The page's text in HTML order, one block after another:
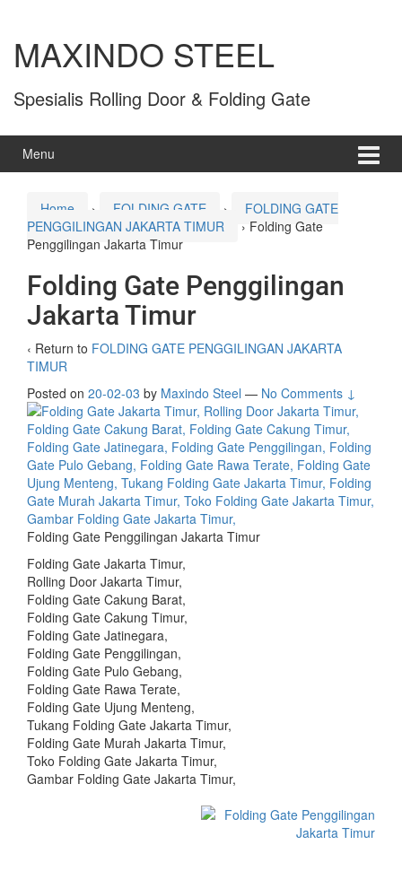
MAXINDO STEEL
Spesialis Rolling Door & Folding Gate
Menu
Home › FOLDING GATE ›
FOLDING GATE
PENGGILINGAN JAKARTA TIMUR
› Folding Gate
Penggilingan Jakarta Timur
Folding Gate Penggilingan
Jakarta Timur
‹ Return to FOLDING GATE PENGGILINGAN JAKARTA
TIMUR
Posted on 20-02-03 by Maxindo Steel — No Comments ↓
Folding Gate Penggilingan Jakarta Timur
Folding Gate Jakarta Timur,
Rolling Door Jakarta Timur,
Folding Gate Cakung Barat,
Folding Gate Cakung Timur,
Folding Gate Jatinegara,
Folding Gate Penggilingan,
Folding Gate Pulo Gebang,
Folding Gate Rawa Terate,
Folding Gate Ujung Menteng,
Tukang Folding Gate Jakarta Timur,
Folding Gate Murah Jakarta Timur,
Toko Folding Gate Jakarta Timur,
Gambar Folding Gate Jakarta Timur,